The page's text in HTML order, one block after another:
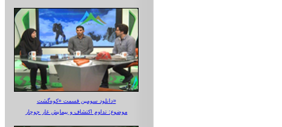
دانلود سومین قسمت «کوه‌گشت»
موضوع: تداوم اکتشاف و پیمایش غار جوجار